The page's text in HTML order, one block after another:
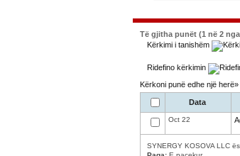
Të gjitha punët (1 në 2
Kërkimi i tanishëm
Ridefino kërkimin
Kërkoni punë edhe një herë»
Data
Oct 22
SYNERGY KOSOVA LLC